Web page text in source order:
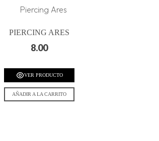
PIERCING ARES
8.00
VER PRODUCTO
AÑADIR A LA CARRITO